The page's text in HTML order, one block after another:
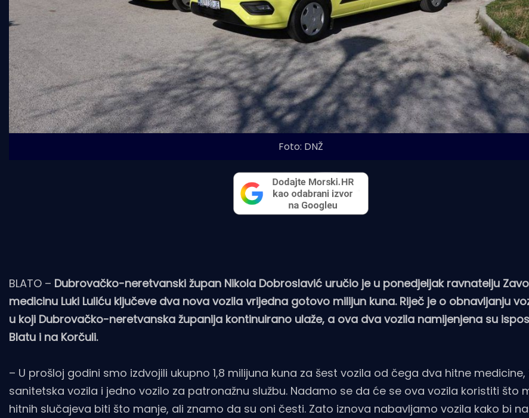
Foto: DNŽ
BLATO – Dubrovačko-neretvanski župan Nikola Dobroslavić uručio je u ponedjeljak ravnatelju
medicinu Luki Luliću ključeve dva nova vozila vrijedna gotovo milijun kuna. Riječ je o obnavljanju
u koji Dubrovačko-neretvanska županija kontinuirano ulaže, a ova dva vozila namijenjena su
Blatu i na Korčuli.
– U prošloj godini smo izdvojili ukupno 1,8 milijuna kuna za šest vozila od čega dva hitne medicine,
sanitetska vozila i jedno vozilo za patronažnu službu. Nadamo se da će se ova vozila koristiti što
hitnih slučajeva biti što manje, ali znamo da su oni česti. Zato iznova nabavljamo vozila kako bi